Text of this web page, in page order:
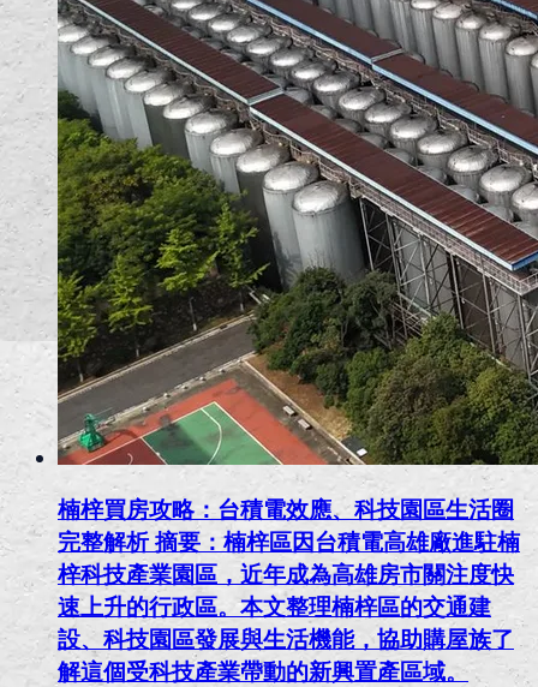
楠梓買房攻略：台積電效應、科技園區生活圈
完整解析 摘要：楠梓區因台積電高雄廠進駐楠
梓科技產業園區，近年成為高雄房市關注度快
速上升的行政區。本文整理楠梓區的交通建
設、科技園區發展與生活機能，協助購屋族了
解這個受科技產業帶動的新興置產區域。